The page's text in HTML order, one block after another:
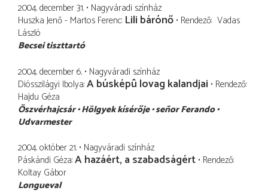
2004. december 31. Nagyváradi színház
Huszka Jenő - Martos Ferenc Lili bárónő Rendező Vadas
László
Becsei tiszttartó
2004. december 6. Nagyváradi színház
Diósszilágyi Ibolya A búsképû lovag kalandjai Rendező
Hajdu Géza
Öszvérhajcsár Hölgyek kísérője señor Ferando
Udvarmester
2004. október 21. Nagyváradi színház
Páskándi Géza A hazáért, a szabadságért Rendező
Koltay Gábor
Longueval